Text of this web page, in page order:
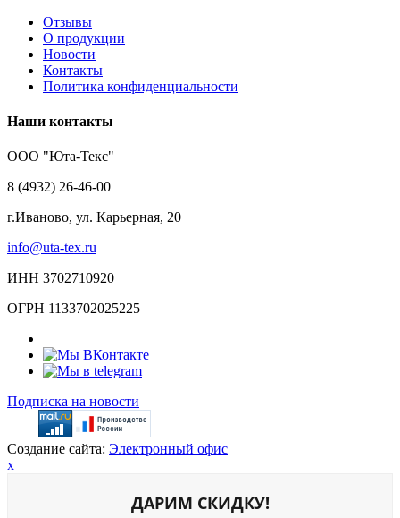
Отзывы
О продукции
Новости
Контакты
Политика конфиденциальности
Наши контакты
ООО "Юта-Текс"
8 (4932) 26-46-00
г.Иваново, ул. Карьерная, 20
info@uta-tex.ru
ИНН 3702710920
ОГРН 1133702025225
Подписка на новости
Создание сайта: Электронный офис
x
ДАРИМ СКИДКУ!